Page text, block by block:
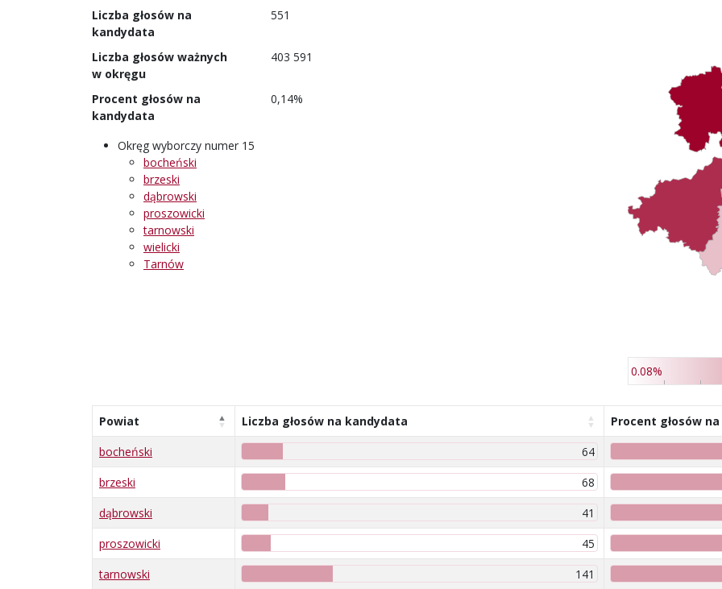
Liczba głosów na
kandydata
551
Liczba głosów ważnych
w okręgu
403 591
Procent głosów na
kandydata
0,14%
Okręg wyborczy numer 15
bocheński
brzeski
dąbrowski
proszowicki
tarnowski
wielicki
Tarnów
0.08%
Powiat Liczba głosów na kandydata
Procent głosów
bocheński
64
brzeski
68
dąbrowski
41
proszowicki
45
tarnowski
141